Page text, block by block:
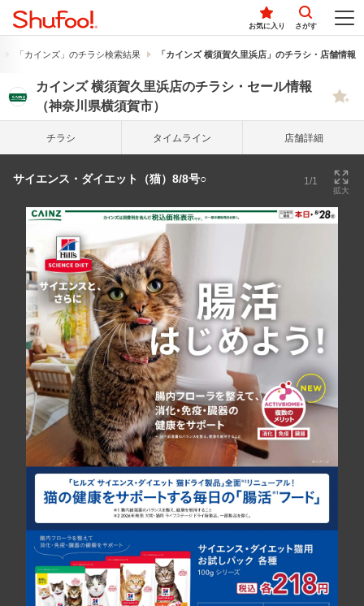
お気に入り さがす
「カインズ」のチラシ検索結果 「カインズ 横須賀久里浜店」のチラシ・店舗情報
カインズ 横須賀久里浜店のチラシ・セール情報
（神奈川県横須賀市）
チラシ タイム ライン 店舗詳細
サイエンス・ダイエット（猫）8/8号○ 1/1
拡大